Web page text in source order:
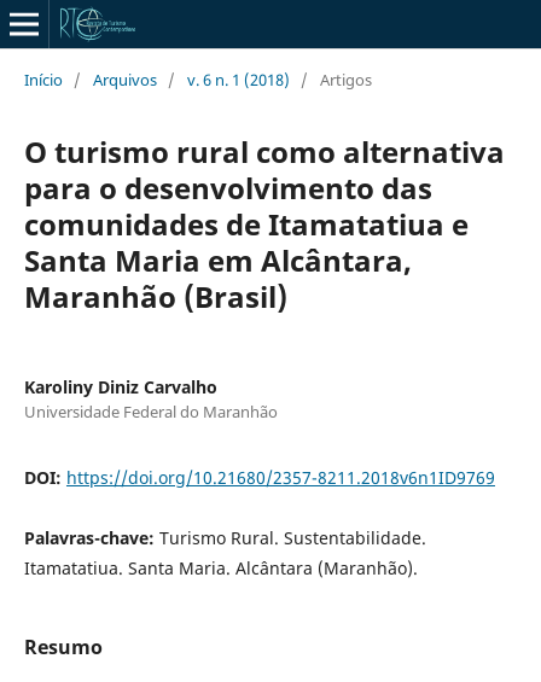
Início / Arquivos / v. 6 n. 1 (2018) / Artigos
O turismo rural como alternativa
para o desenvolvimento das
comunidades de Itamatatiua e
Santa Maria em Alcântara,
Maranhão (Brasil)
Karoliny Diniz Carvalho
Universidade Federal do Maranhão
DOI: https://doi.org/10.21680/2357-8211.2018v6n1ID9769
Palavras-chave: Turismo Rural. Sustentabilidade.
Itamatatiua. Santa Maria. Alcântara (Maranhão).
Resumo